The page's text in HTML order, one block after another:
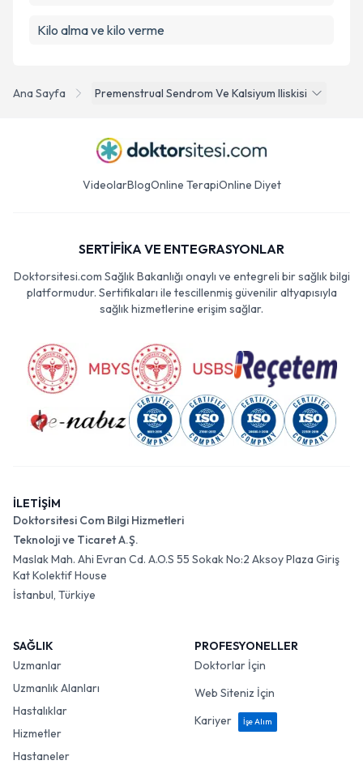
Ana Sayfa Premenstrual Sendrom Ve Kalsiyum Iliskisi
Kilo alma ve kilo verme
VideolarBlogOnline TerapiOnline Diyet
SERTİFİKA VE ENTEGRASYONLAR
Doktorsitesi.com Sağlık Bakanlığı onaylı ve entegreli bir sağlık bilgi
platformudur. Sertifikaları ile tescillenmiş güvenilir altyapısıyla
sağlık hizmetlerine erişim sağlar.
İLETİŞİM
Doktorsitesi Com Bilgi Hizmetleri
Teknoloji ve Ticaret A.Ş.
Maslak Mah. Ahi Evran Cd. A.O.S 55 Sokak No:2 Aksoy Plaza Giriş
Kat Kolektif House
İstanbul, Türkiye
SAĞLIK
Uzmanlar
Uzmanlık Alanları
Hastalıklar
Hizmetler
Hastaneler
PROFESYONELLER
Doktorlar İçin
Web Siteniz İçin
Kariyer
İşe Alım